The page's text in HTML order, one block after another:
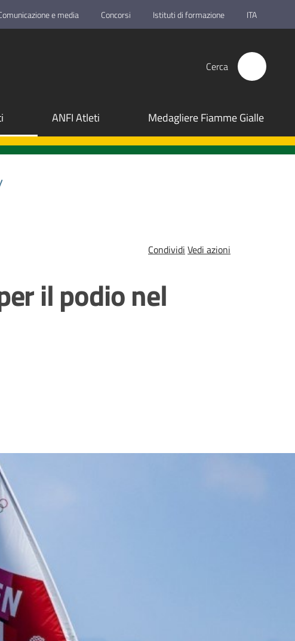
e media Concorsi Istituti di formazione ITA
Cerca
ANFI Atleti Medagliere Fiamme Gialle
il podio nel
Condividi Vedi azioni